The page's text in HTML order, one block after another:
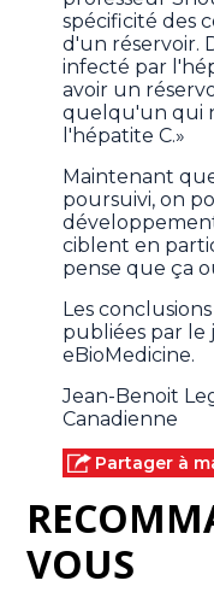
spécificité des
d'un réservoir.
infecté par
avoir un
quelqu'un qui
l'hépatite C.»
Maintenant
poursuivi, on
ciblent en
pense que ça
Les
publiées par le
eBioMedicine.
Jean-Benoit
Canadienne
Partager à
VOUS